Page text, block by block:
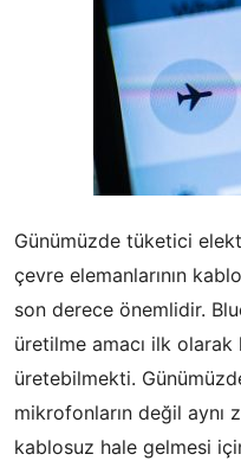
Günümüzde tüketici
çevre elemanlarının
son derece önemlidir.
üretilme amacı ilk
üretebilmekti.
mikrofonların değil aynı
kablosuz hale gelmesi